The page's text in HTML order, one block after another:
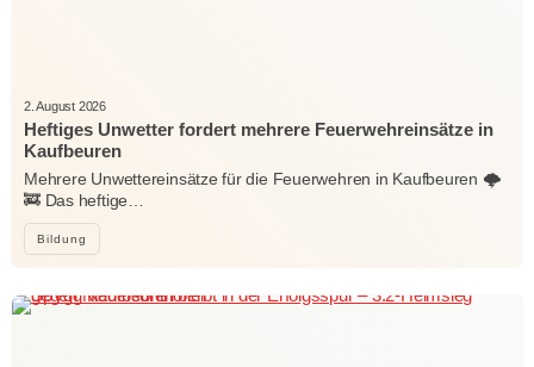
Bildung
2. August 2026
Heftiges Unwetter fordert mehrere Feuerwehreinsätze in
Kaufbeuren
Mehrere Unwettereinsätze für die Feuerwehren in Kaufbeuren 🌩️
🚒 Das heftige…